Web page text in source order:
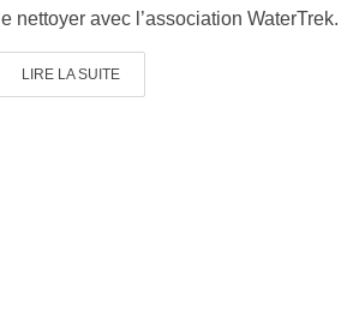
le nettoyer avec l’association WaterTrek.
LIRE LA SUITE